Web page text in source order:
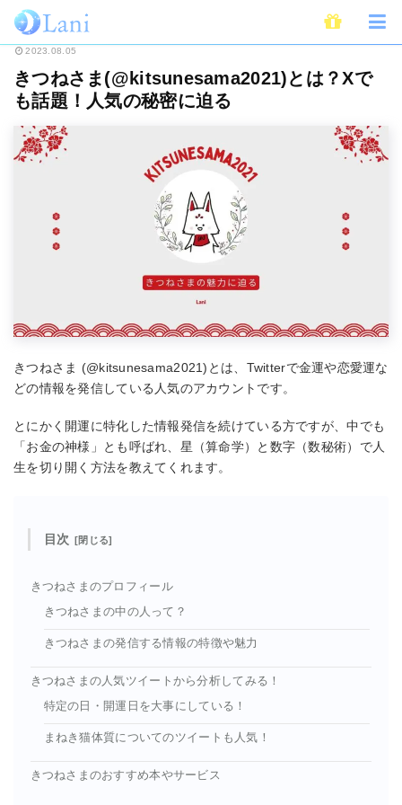
ホーム スピリチュアル きつねさま(@kitsunesama2021)とは？Xでも話題
2023.08.05
きつねさま(@kitsunesama2021)とは？Xで
も話題！人気の秘密に迫る
きつねさま (@kitsunesama2021)とは、Twitterで金運や恋愛運な
どの情報を発信している人気のアカウントです。
とにかく開運に特化した情報発信を続けている方ですが、中でも
「お金の神様」とも呼ばれ、星（算命学）と数字（数秘術）で人
生を切り開く方法を教えてくれます。
目次
きつねさまのプロフィール
きつねさまの中の人って？
きつねさまの発信する情報の特徴や魅力
きつねさまの人気ツイートから分析してみる！
特定の日・開運日を大事にしている！
まねき猫体質についてのツイートも人気！
きつねさまのおすすめ本やサービス